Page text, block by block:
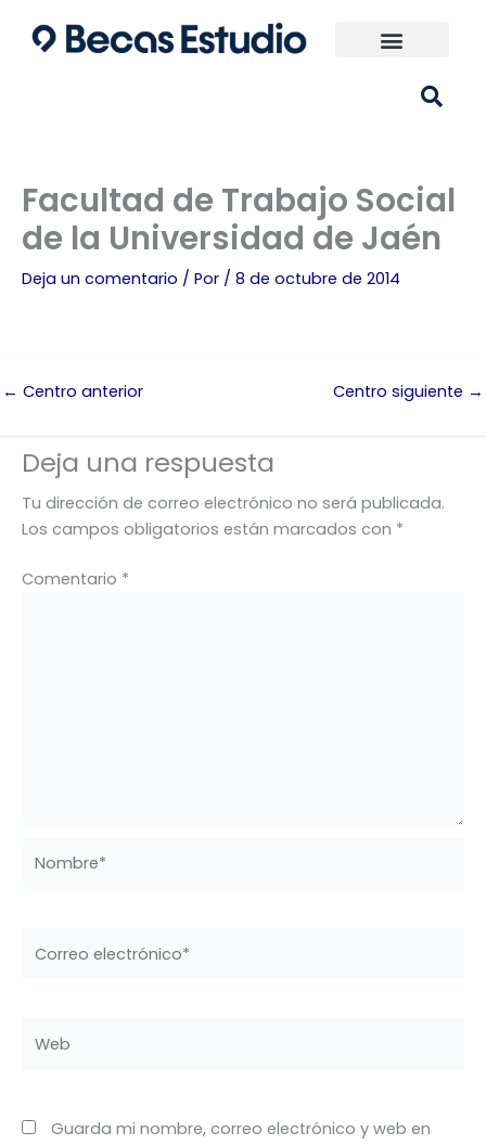
Facultad de Trabajo Social
de la Universidad de Jaén
Deja un comentario / Por / 8 de octubre de 2014
← Centro anterior Centro siguiente →
Deja una respuesta
Tu dirección de correo electrónico no será publicada.
Los campos obligatorios están marcados con *
Comentario *
electrónico*
Guarda mi nombre, correo electrónico y web en